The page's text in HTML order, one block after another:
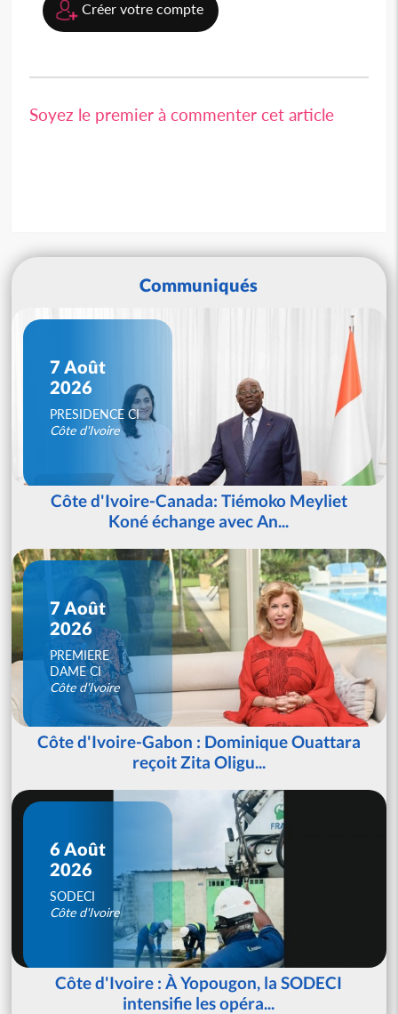
Créer votre compte
Soyez le premier à commenter cet article
Communiqués
7 Août
2026
PRESIDENCE CI
Côte d'Ivoire
Côte d'Ivoire-Canada: Tiémoko Meyliet
Koné échange avec An...
7 Août
2026
PREMIERE
DAME CI
Côte d'Ivoire
Côte d'Ivoire-Gabon : Dominique Ouattara
reçoit Zita Oligu...
6 Août
2026
SODECI
Côte d'Ivoire
Côte d'Ivoire : À Yopougon, la SODECI
intensifie les opéra...